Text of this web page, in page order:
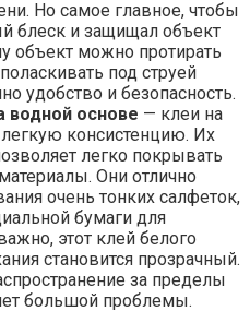
Но самое главное, чтобы
блеск и защищал объект
объект можно протирать
под струей
удобство и безопасность.
водной основе — клеи на
консистенцию. Их
легко покрывать
Они отлично
очень тонких салфеток,
бумаги для
этот клей белого
становится прозрачный.
за пределы
большой проблемы.